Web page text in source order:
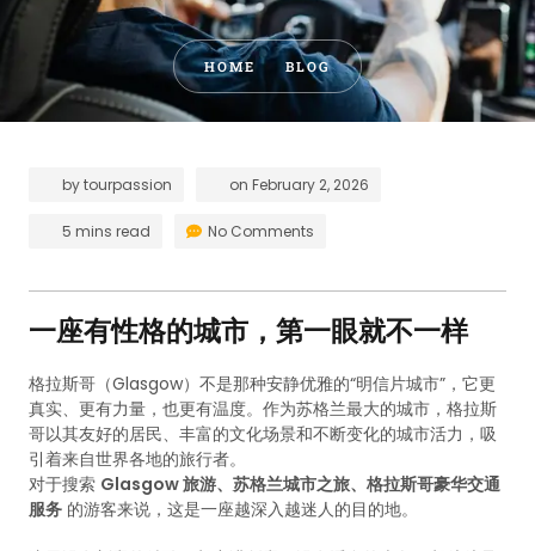
HOME BLOG
bytourpassion on February 2, 2026
5 mins read No Comments
一座有性格的城市，第一眼就不一样
格拉斯哥（Glasgow）不是那种安静优雅的“明信片城市”，它更
真实、更有力量，也更有温度。作为苏格兰最大的城市，格拉斯
哥以其友好的居民、丰富的文化场景和不断变化的城市活力，吸
引着来自世界各地的旅行者。
对于搜索 Glasgow 旅游、苏格兰城市之旅、格拉斯哥豪华交通
服务 的游客来说，这是一座越深入越迷人的目的地。